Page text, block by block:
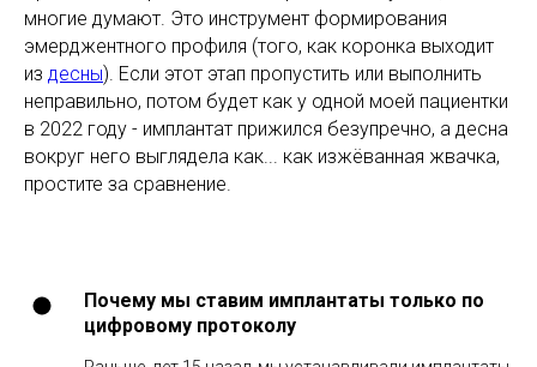
многие думают. Это инструмент формирования
эмерджентного профиля (того, как коронка выходит
из десны). Если этот этап пропустить или выполнить
неправильно, потом будет как у одной моей пациентки
в 2022 году - имплантат прижился безупречно, а десна
вокруг него выглядела как... как изжёванная жвачка,
простите за сравнение.
Почему мы ставим имплантаты только по
цифровому протоколу